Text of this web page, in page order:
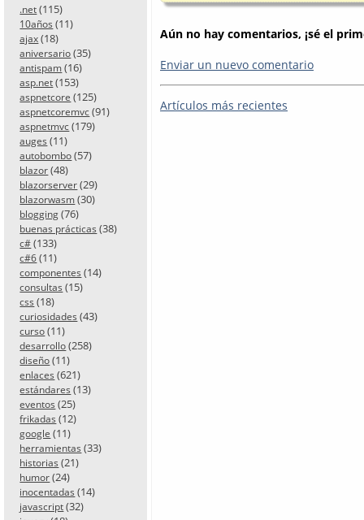
.net (115)
10años (11)
ajax (18)
aniversario (35)
antispam (16)
asp.net (153)
aspnetcore (125)
aspnetcoremvc (91)
aspnetmvc (179)
auges (11)
autobombo (57)
blazor (48)
blazorserver (29)
blazorwasm (30)
blogging (76)
buenas prácticas (38)
c# (133)
c#6 (11)
componentes (14)
consultas (15)
css (18)
curiosidades (43)
curso (11)
desarrollo (258)
diseño (11)
enlaces (621)
estándares (13)
eventos (25)
frikadas (12)
google (11)
herramientas (33)
historias (21)
humor (24)
inocentadas (14)
javascript (32)
Aún no hay comentarios, ¡sé el
Enviar un nuevo comentario
Artículos más recientes